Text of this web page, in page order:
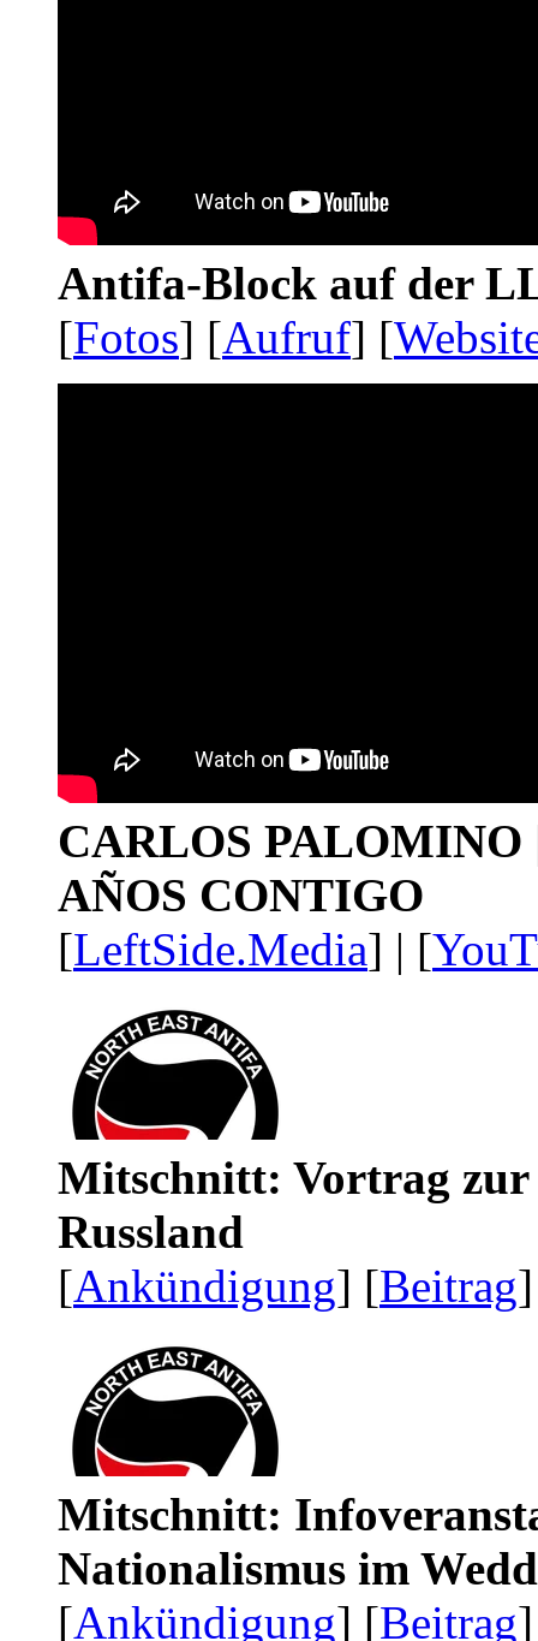
Antifa-Block auf der
[Fotos] [Aufruf] [
CARLOS PALOMINO
AÑOS CONTIGO
[LeftSide.Media] | [
Mitschnitt: Vortrag zur
Russland
[Ankündigung] [Beitrag
Mitschnitt:
Nationalismus im
[Ankündigung] [Beitrag